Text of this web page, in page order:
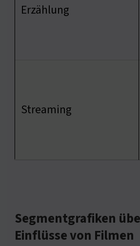
Erzählung
Streaming
Segmentgrafiken
Einflüsse von Filmen